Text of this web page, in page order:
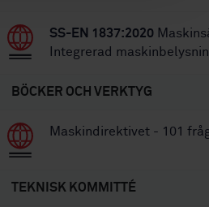
SS-EN 1837:2020
Integrerad
BÖCKER OCH VERKTYG
Maskindirektivet - 101
TEKNISK KOMMITTÉ